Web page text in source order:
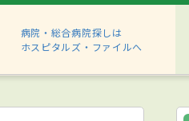
病院・総合病院探しは
ホスピタルズ・ファイルへ